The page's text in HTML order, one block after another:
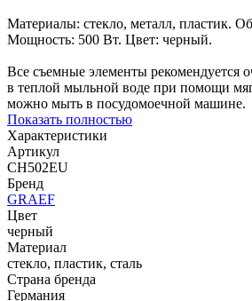
Материалы: стекло, металл, пластик.
Мощность: 500 Вт. Цвет: черный.
Все съемные элементы рекомендуется
в теплой мыльной воде при помощи
можно мыть в посудомоечной машине.
Показать полностью
Характеристики
Артикул
CH502EU
Бренд
GRAEF
Цвет
черный
Материал
стекло, пластик, сталь
Страна бренда
Германия